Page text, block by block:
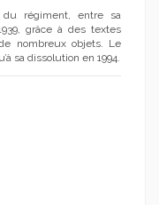
régiment, entre sa
grâce à des textes
nombreux objets. Le
sa dissolution en 1994.